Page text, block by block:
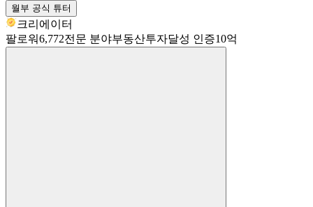
월부 공식 튜터
크리에이터
팔로워6,772전문 분야부동산투자달성 인증10억